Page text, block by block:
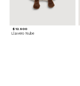
$ 12.900
Llavero Nube